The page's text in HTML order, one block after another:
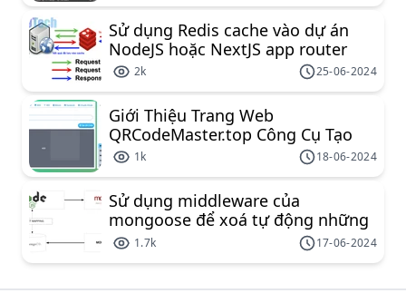
Sử dụng Redis cache vào dự án
NodeJS hoặc NextJS app router
2k 25-06-2024
Giới Thiệu Trang Web
QRCodeMaster.top Công Cụ Tạo
Mã QR Miễn Phí Đa Năng
1k 18-06-2024
Sử dụng middleware của
mongoose để xoá tự động những
document liên kết
1.7k 17-06-2024